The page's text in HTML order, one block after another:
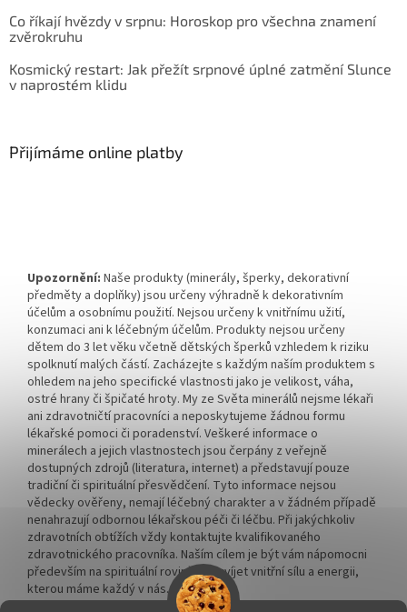
Co říkají hvězdy v srpnu: Horoskop pro všechna znamení
zvěrokruhu
Kosmický restart: Jak přežít srpnové úplné zatmění Slunce
v naprostém klidu
Přijímáme online platby
Upozornění: Naše produkty (minerály, šperky, dekorativní
předměty a doplňky) jsou určeny výhradně k dekorativním
účelům a osobnímu použití. Nejsou určeny k vnitřnímu užití,
konzumaci ani k léčebným účelům. Produkty nejsou určeny
dětem do 3 let věku včetně dětských šperků vzhledem k riziku
spolknutí malých částí. Zacházejte s každým naším produktem s
ohledem na jeho specifické vlastnosti jako je velikost, váha,
ostré hrany či špičaté hroty. My ze Světa minerálů nejsme lékaři
ani zdravotničtí pracovníci a neposkytujeme žádnou formu
lékařské pomoci či poradenství. Veškeré informace o
minerálech a jejich vlastnostech jsou čerpány z veřejně
dostupných zdrojů (literatura, internet) a představují pouze
tradiční či spirituální přesvědčení. Tyto informace nejsou
vědecky ověřeny, nemají léčebný charakter a v žádném případě
nenahrazují odbornou lékařskou péči či léčbu. Při jakýchkoliv
zdravotních obtížích vždy kontaktujte kvalifikovaného
zdravotnického pracovníka. Naším cílem je být vám nápomocni
především na spirituální rovině a rozvíjet vnitřní sílu a energii,
kterou máme každý v nás.